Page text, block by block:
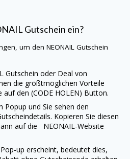
Gutschein ein?
um den NEONAIL Gutschein
Gutschein oder Deal von
die größtmöglichen Vorteile
auf den (CODE HOLEN) Button.
Popup und Sie sehen den
Kopieren Sie diesen
auf die NEONAIL-Website
up erscheint, bedeutet dies,